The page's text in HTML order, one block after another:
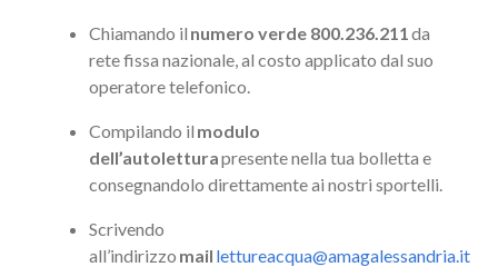
Chiamando il numero verde 800.236.211 da
rete fissa nazionale, al costo applicato dal suo
operatore telefonico.
Compilando il modulo
dell’autoletturapresente nella tua bolletta e
consegnandolo direttamente ai nostri sportelli.
Scrivendo
all’indirizzo mail lettureacqua@amagalessandria.it